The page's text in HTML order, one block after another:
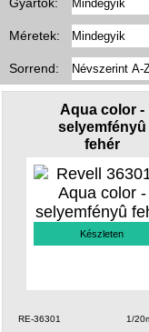
Méretek:
Sorrend:
Aqua color -
selyemfényû
fehér
Készleten
RE-36301 1/